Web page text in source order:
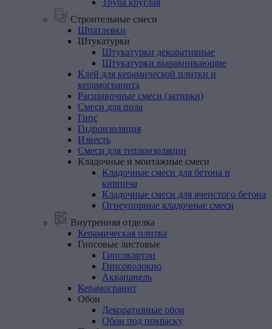
Труба круглая
Строительные смеси
Шпатлевки
Штукатурки
Штукатурки декоративные
Штукатурки выравнивающие
Клей для керамической плитки и
керамогранита
Расшивочные смеси (затирки)
Смеси для пола
Гипс
Гидроизоляция
Известь
Смеси для теплоизоляции
Кладочные и монтажные смеси
Кладочные смеси для бетона и
кирпича
Кладочные смеси для ячеистого бетона
Огнеупорные кладочные смеси
Внутренняя отделка
Керамическая плитка
Гипсовые листовые
Гипсокартон
Гипсоволокно
Аквапанель
Керамогранит
Обои
Декоративные обои
Обои под покраску